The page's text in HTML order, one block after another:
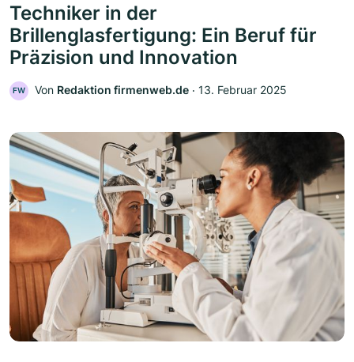
Techniker in der
Brillenglasfertigung: Ein Beruf für
Präzision und Innovation
FW Von Redaktion firmenweb.de ‧ 13. Februar 2025